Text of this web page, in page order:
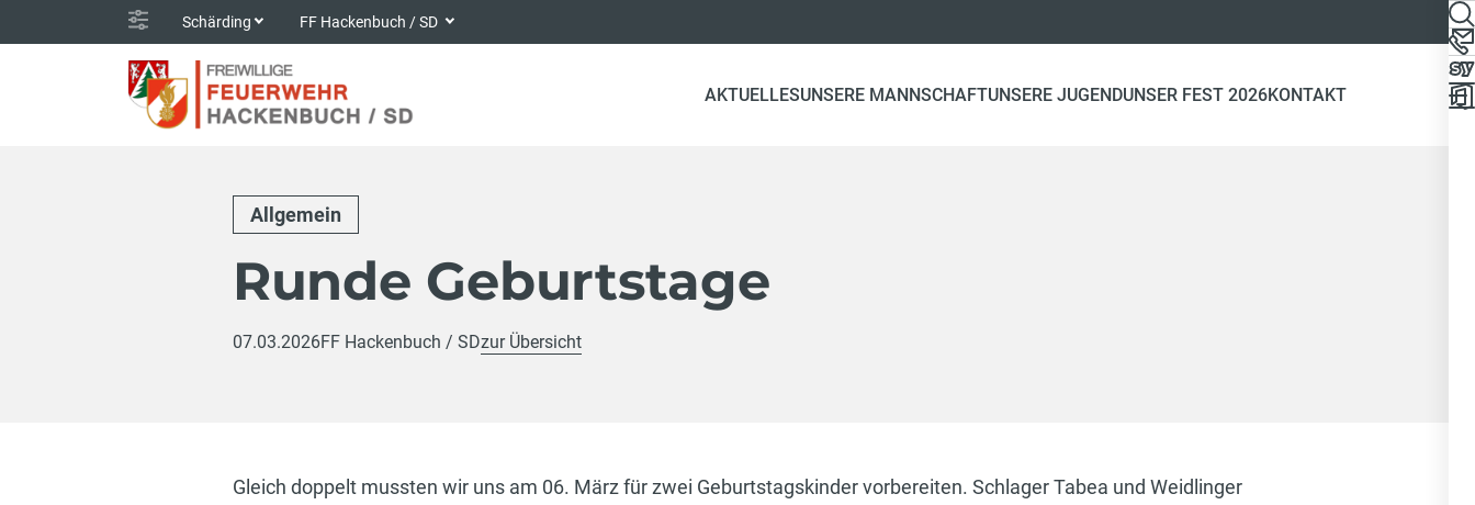
Schärding FF Hackenbuch / SD
AKTUELLESUNSERE MANNSCHAFTUNSERE JUGENDUNSER FEST 2026KONTAKT
Allgemein
Runde Geburtstage
07.03.2026FF Hackenbuch / SDzur Übersicht
Gleich doppelt mussten wir uns am 06. März für zwei Geburtstagskinder vorbereiten. Schlager Tabea und Weidlinger